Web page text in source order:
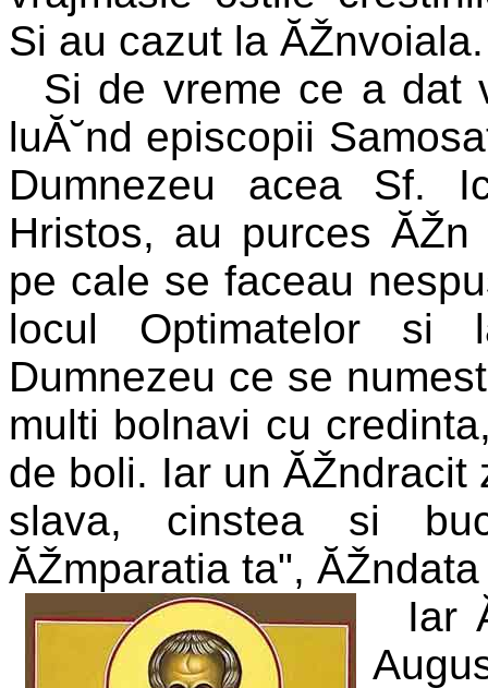
Si au cazut la ĂŽnvoiala.
Si de vreme ce a dat
luĂ˘nd episcopii
Dumnezeu acea Sf.
Hristos, au purces
pe cale se faceau
locul Optimatelor si
Dumnezeu ce se
multi bolnavi cu
de boli. Iar un ĂŽndracit
slava, cinstea si
ĂŽmparatia ta",
Iar